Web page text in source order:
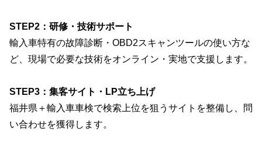
STEP2：研修・技術サポート
輸入車特有の故障診断・OBD2スキャンツールの使い方な
ど、現場で必要な技術をオンライン・実地で支援します。
STEP3：集客サイト・LP立ち上げ
福井県＋輸入車車検で検索上位を狙うサイトを整備し、問
い合わせを獲得します。